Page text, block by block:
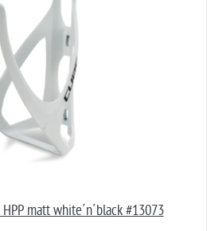
matt white´n´black #13073